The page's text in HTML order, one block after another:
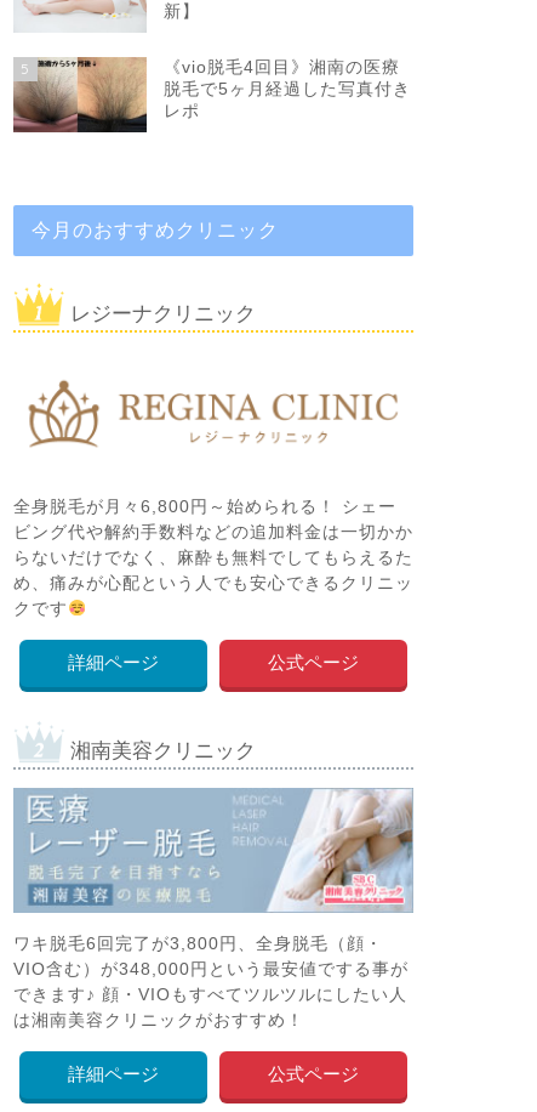
新】
5
《vio脱毛4回目》湘南の医療
脱毛で5ヶ月経過した写真付き
レポ
今月のおすすめクリニック
レジーナクリニック
全身脱毛が月々6,800円～始められる！ シェー
ビング代や解約手数料などの追加料金は一切かか
らないだけでなく、麻酔も無料でしてもらえるた
め、痛みが心配という人でも安心できるクリニッ
クです
詳細ページ 公式ページ
湘南美容クリニック
ワキ脱毛6回完了が3,800円、全身脱毛（顔・
VIO含む）が348,000円という最安値でする事が
できます♪ 顔・VIOもすべてツルツルにしたい人
は湘南美容クリニックがおすすめ！
詳細ページ 公式ページ